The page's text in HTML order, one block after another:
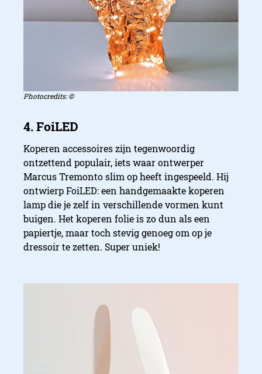
Photocredits: ©
Koperen accessoires zijn tegenwoordig
ontzettend populair, iets waar ontwerper
Marcus Tremonto slim op heeft ingespeeld. Hij
ontwierp FoiLED: een handgemaakte koperen
lamp die je zelf in verschillende vormen kunt
buigen. Het koperen folie is zo dun als een
papiertje, maar toch stevig genoeg om op je
dressoir te zetten. Super uniek!